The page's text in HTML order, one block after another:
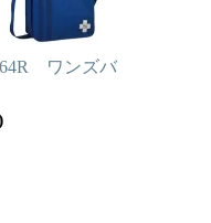
ワンズバ